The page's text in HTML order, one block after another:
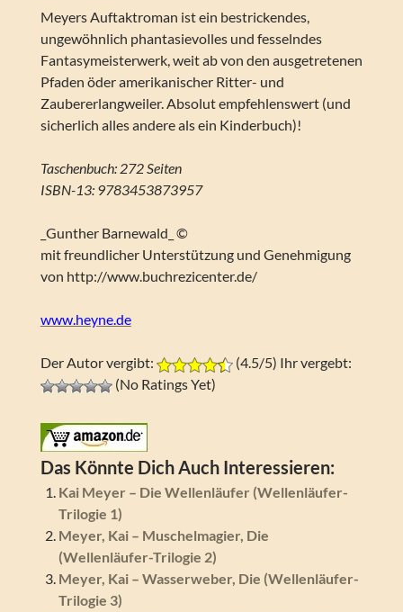
Meyers Auftaktroman ist ein bestrickendes,
ungewöhnlich phantasievolles und fesselndes
Fantasymeisterwerk, weit ab von den ausgetretenen
Pfaden öder amerikanischer Ritter- und
Zaubererlangweiler. Absolut empfehlenswert (und
sicherlich alles andere als ein Kinderbuch)!
Taschenbuch: 272 Seiten
ISBN-13: 9783453873957
_Gunther Barnewald_ ©
mit freundlicher Unterstützung und Genehmigung
von http://www.buchrezicenter.de/
www.heyne.de
Der Autor vergibt:
(4.5/5) Ihr vergebt:
(No Ratings Yet)
Das Könnte Dich Auch Interessieren:
Kai Meyer – Die Wellenläufer (Wellenläufer-
Trilogie 1)
Meyer, Kai – Muschelmagier, Die
(Wellenläufer-Trilogie 2)
Meyer, Kai – Wasserweber, Die (Wellenläufer-
Trilogie 3)